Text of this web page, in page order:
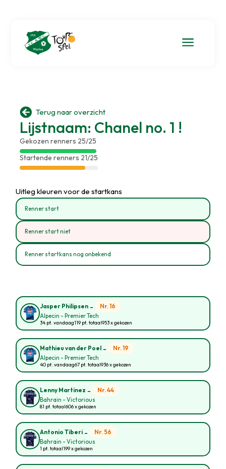
a
 Terug naar overzicht
Lijstnaam: Chanel no. 1 !
Gekozen renners 25/25
Startende renners 21/25
Uitleg kleuren voor de startkans
Renner start
Renner start niet
Renner startkans nog onbekend
Jasper Philipsen - Nr. 16
Alpecin - Premier Tech
34 pt. vandaag119 pt. totaal953 x gekozen
Mathieu van der Poel - Nr. 19
Alpecin - Premier Tech
40 pt. vandaag67 pt. totaal936 x gekozen
Lenny Martinez - Nr. 44
Bahrain - Victorious
81 pt. totaal606 x gekozen
Antonio Tiberi - Nr. 56
Bahrain - Victorious
1 pt. totaal199 x gekozen